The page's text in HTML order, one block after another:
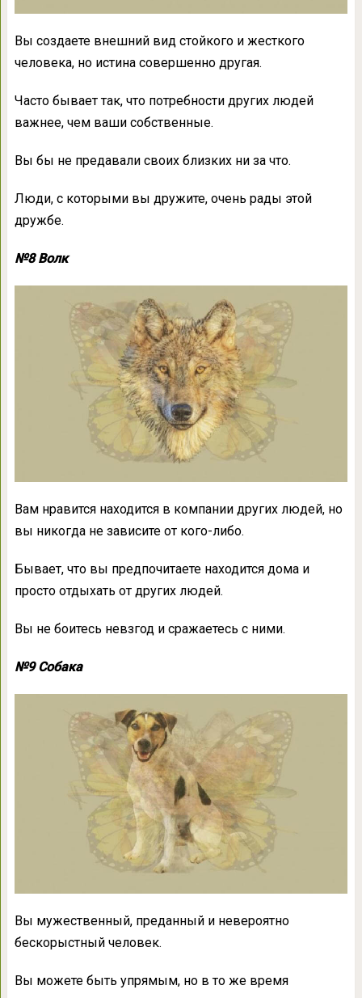
Вы создаете внешний вид стойкого и жесткого
человека, но истина совершенно другая.
Часто бывает так, что потребности других людей
важнее, чем ваши собственные.
Вы бы не предавали своих близких ни за что.
Люди, с которыми вы дружите, очень рады этой
дружбе.
№8 Волк
Вам нравится находится в компании других людей, но
вы никогда не зависите от кого-либо.
Бывает, что вы предпочитаете находится дома и
просто отдыхать от других людей.
Вы не боитесь невзгод и сражаетесь с ними.
№9 Собака
Вы мужественный, преданный и невероятно
бескорыстный человек.
Вы можете быть упрямым, но в то же время